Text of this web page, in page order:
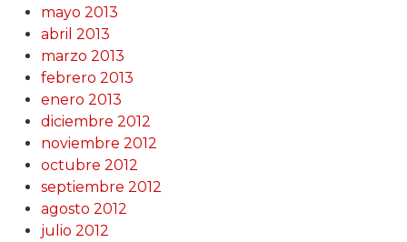
mayo 2013
abril 2013
marzo 2013
febrero 2013
enero 2013
diciembre 2012
noviembre 2012
octubre 2012
septiembre 2012
agosto 2012
julio 2012